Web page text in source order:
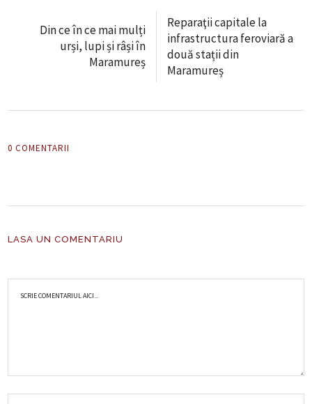
Din ce în ce mai mulți
urși, lupi și râși în
Maramureș
Reparaţii capitale la
infrastructura feroviară a
două stații din
Maramureș
0 COMENTARII
LASA UN COMENTARIU